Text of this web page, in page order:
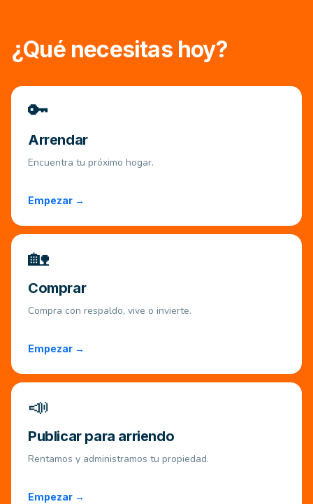
¿Qué necesitas hoy?
🔑
Arrendar
Encuentra tu próximo hogar.
Empezar →
🏡
Comprar
Compra con respaldo, vive o invierte.
Empezar →
📣
Publicar para arriendo
Rentamos y administramos tu propiedad.
Empezar →